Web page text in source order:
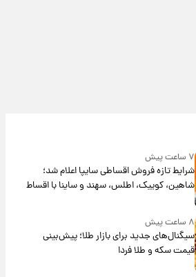
۷ ساعت پیش
شرایط تازه فروش اقساطی سایپا اعلام شد؛
شاهین، کوییک، اطلس، سهند و ساینا با اقساط
بلندمدت + جدول
۸ ساعت پیش
سیگنال‌های جدید برای بازار طلا؛ پیش‌بینی
قیمت سکه و طلا فردا